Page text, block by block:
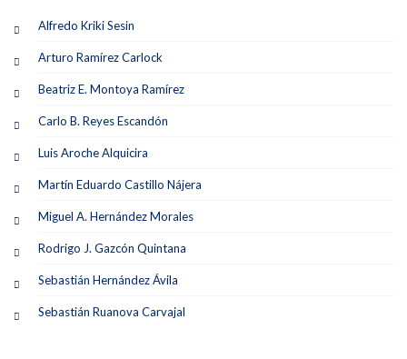
Alfredo Kriki Sesin
Arturo Ramírez Carlock
Beatriz E. Montoya Ramírez
Carlo B. Reyes Escandón
Luis Aroche Alquicira
Martín Eduardo Castillo Nájera
Miguel A. Hernández Morales
Rodrigo J. Gazcón Quintana
Sebastián Hernández Ávila
Sebastián Ruanova Carvajal